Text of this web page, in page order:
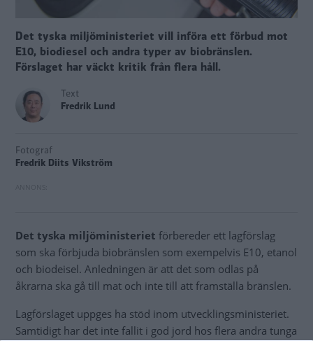
Det tyska miljöministeriet vill införa ett förbud mot
E10, biodiesel och andra typer av biobränslen.
Förslaget har väckt kritik från flera håll.
Text
Fredrik Lund
Fotograf
Fredrik Diits Vikström
Det tyska miljöministeriet förbereder ett lagförslag
som ska förbjuda biobränslen som exempelvis E10, etanol
och biodeisel. Anledningen är att det som odlas på
åkrarna ska gå till mat och inte till att framställa bränslen.
Lagförslaget uppges ha stöd inom utvecklingsministeriet.
Samtidigt har det inte fallit i god jord hos flera andra tunga